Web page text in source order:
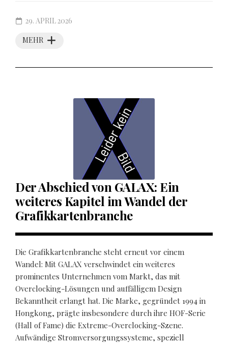
MEHR
29. APRIL 2026
Der Abschied von GALAX: Ein
weiteres Kapitel im Wandel der
Grafikkartenbranche
Die Grafikkartenbranche steht erneut vor einem
Wandel: Mit GALAX verschwindet ein weiteres
prominentes Unternehmen vom Markt, das mit
Overclocking-Lösungen und auffälligem Design
Bekanntheit erlangt hat. Die Marke, gegründet 1994 in
Hongkong, prägte insbesondere durch ihre HOF-Serie
(Hall of Fame) die Extreme-Overclocking-Szene.
Aufwändige Stromversorgungssysteme, speziell